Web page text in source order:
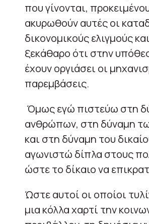
που γίνονται,
ακυρωθούν αυτές οι
δικονομικούς ελιγμούς
ξεκάθαρο ότι στην
έχουν οργιάσει οι
παρεμβάσεις.
Όμως εγώ πιστεύω στη
ανθρώπων, στη δύναμη
και στη δύναμη του
αγωνιστώ δίπλα στους
ώστε το δίκαιο να
Ώστε αυτοί οι οποίοι
μια κόλλα χαρτί την